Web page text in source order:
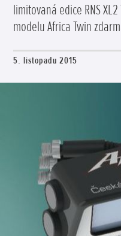
limitovaná edice RNS
modelu Africa Twin
5. listopadu 2015